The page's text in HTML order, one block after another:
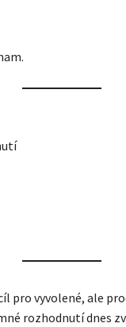
pro vyvolené, ale
rozhodnutí dnes